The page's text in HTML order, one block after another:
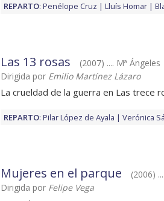
REPARTO: Penélope Cruz Lluís Homar
Las 13 rosas
(2007) .... Mª Ángeles
Dirigida por Emilio Martínez Lázaro
La crueldad de la guerra en Las trece
REPARTO: Pilar López de Ayala Verónica
Mujeres en el parque
(2006)
Dirigida por Felipe Vega